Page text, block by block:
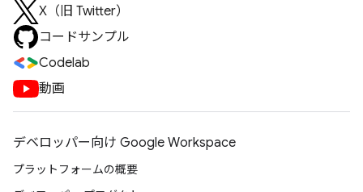
X（旧 Twitter）
コードサンプル
Codelab
動画
デベロッパー向け Google Workspace
プラットフォームの概要